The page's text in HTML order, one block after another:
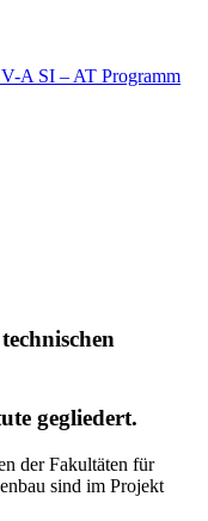
A SI – AT Programm
gegliedert.
der Fakultäten für
sind im Projekt